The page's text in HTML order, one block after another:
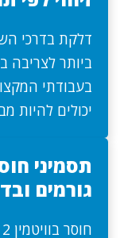
דלקת בדרכי
ביותר לצריבה
בעבודתי
יכולים להיות
גורמים